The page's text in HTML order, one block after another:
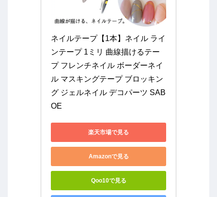
ネイルテープ【1本】ネイル ライ
ンテープ 1ミリ 曲線描けるテー
プ フレンチネイル ボーダーネイ
ル マスキングテープ ブロッキン
グ ジェルネイル デコパーツ SAB
OE
楽天市場で見る
Amazonで見る
Qoo10で見る